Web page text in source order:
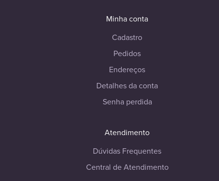
Minha conta
Cadastro
Pedidos
Endereços
Detalhes da conta
Senha perdida
Atendimento
Dúvidas Frequentes
Central de Atendimento